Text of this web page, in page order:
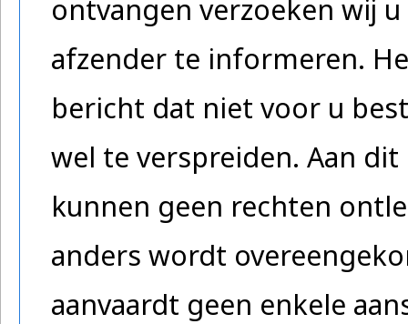
ontvangen verzoeken wij
afzender te informeren.
bericht dat niet voor u
wel te verspreiden. Aan
kunnen geen rechten
anders wordt
aanvaardt geen enkele